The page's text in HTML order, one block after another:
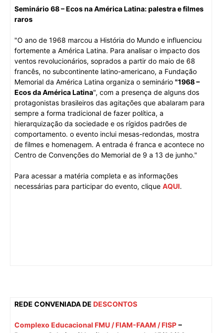
Seminário 68 – Ecos na América Latina: palestra e filmes
raros
"O ano de 1968 marcou a História do Mundo e influenciou
fortemente a América Latina. Para analisar o impacto dos
ventos revolucionários, soprados a partir do maio de 68
francês, no subcontinente latino-americano, a Fundação
Memorial da América Latina organiza o seminário "1968 –
Ecos da América Latina", com a presença de alguns dos
protagonistas brasileiros das agitações que abalaram para
sempre a forma tradicional de fazer política, a
hierarquização da sociedade e os rígidos padrões de
comportamento. o evento inclui mesas-redondas, mostra
de filmes e homenagem. A entrada é franca e acontece no
Centro de Convenções do Memorial de 9 a 13 de junho."
Para acessar a matéria completa e as informações
necessárias para participar do evento, clique AQUI.
REDE CONVENIADA DE DESCONTOS
Complexo Educacional FMU / FIAM-FAAM / FISP –